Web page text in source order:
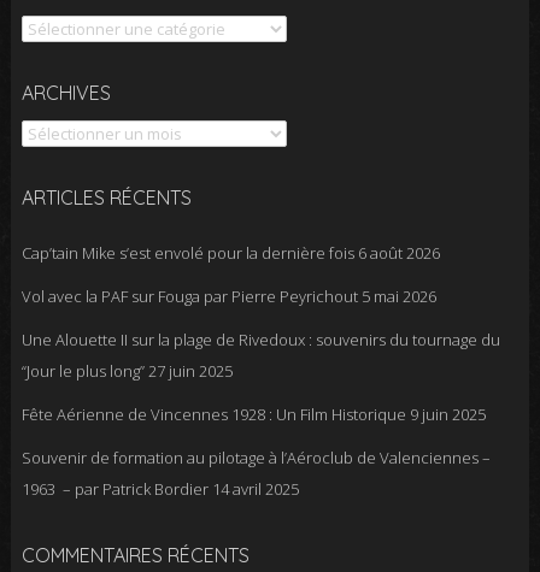
Catégories
ARCHIVES
Archives
ARTICLES RÉCENTS
Cap’tain Mike s’est envolé pour la dernière fois 6 août 2026
Vol avec la PAF sur Fouga par Pierre Peyrichout 5 mai 2026
Une Alouette II sur la plage de Rivedoux : souvenirs du tournage du
“Jour le plus long”27 juin 2025
Fête Aérienne de Vincennes 1928 : Un Film Historique 9 juin 2025
Souvenir de formation au pilotage à l’Aéroclub de Valenciennes –
1963 – par Patrick Bordier 14 avril 2025
COMMENTAIRES RÉCENTS